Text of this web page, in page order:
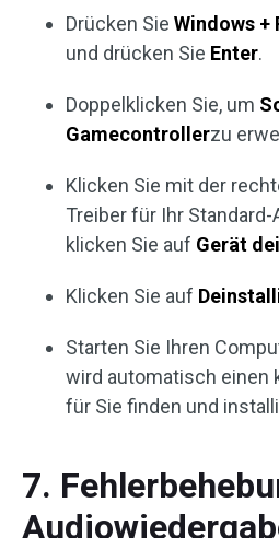
Drücken Sie Windows +
und drücken Sie Enter.
Doppelklicken Sie, um
Gamecontrollerzu
Klicken Sie mit der
Treiber für Ihr Standard-
klicken Sie auf Gerät
Klicken Sie auf
Starten Sie Ihren
wird automatisch einen
für Sie finden und
7.